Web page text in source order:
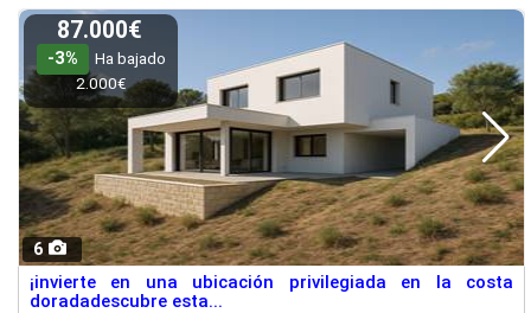
6
87.000€
-3%
Ha bajado
2.000€
¡invierte en una ubicación privilegiada en la costa
doradadescubre esta...